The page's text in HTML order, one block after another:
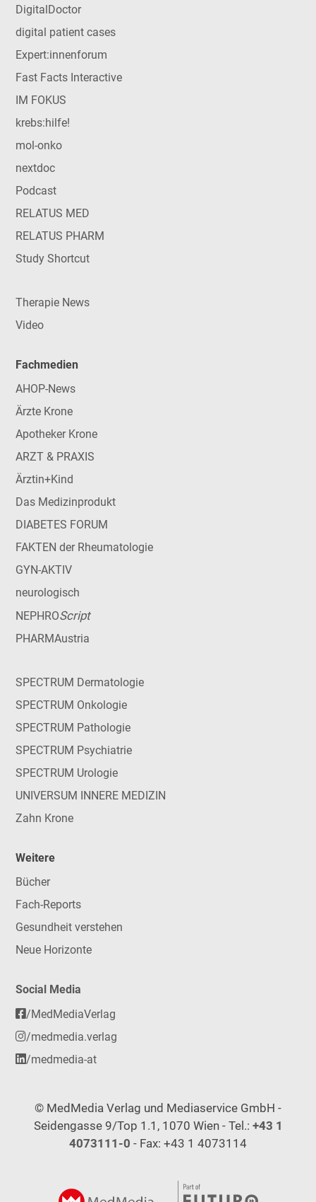
DigitalDoctor
digital patient cases
Expert:innenforum
Fast Facts Interactive
IM FOKUS
krebs:hilfe!
mol-onko
nextdoc
Podcast
RELATUS MED
RELATUS PHARM
Study Shortcut
Therapie News
Video
Fachmedien
AHOP-News
Ärzte Krone
Apotheker Krone
ARZT & PRAXIS
Ärztin+Kind
Das Medizinprodukt
DIABETES FORUM
FAKTEN der Rheumatologie
GYN-AKTIV
neurologisch
NEPHROScript
PHARMAustria
SPECTRUM Dermatologie
SPECTRUM Onkologie
SPECTRUM Pathologie
SPECTRUM Psychiatrie
SPECTRUM Urologie
UNIVERSUM INNERE MEDIZIN
Zahn Krone
Weitere
Bücher
Fach-Reports
Gesundheit verstehen
Neue Horizonte
Social Media
/MedMediaVerlag
/medmedia.verlag
/medmedia-at
© MedMedia Verlag und Mediaservice GmbH -
Seidengasse 9/Top 1.1, 1070 Wien - Tel.: +43 1
4073111-0 - Fax: +43 1 4073114